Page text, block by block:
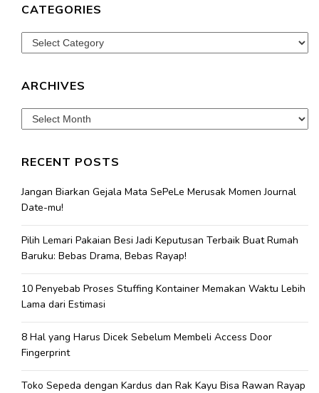
CATEGORIES
Categories
ARCHIVES
Archives
RECENT POSTS
Jangan Biarkan Gejala Mata SePeLe Merusak Momen Journal
Date-mu!
Pilih Lemari Pakaian Besi Jadi Keputusan Terbaik Buat Rumah
Baruku: Bebas Drama, Bebas Rayap!
10 Penyebab Proses Stuffing Kontainer Memakan Waktu Lebih
Lama dari Estimasi
8 Hal yang Harus Dicek Sebelum Membeli Access Door
Fingerprint
Toko Sepeda dengan Kardus dan Rak Kayu Bisa Rawan Rayap